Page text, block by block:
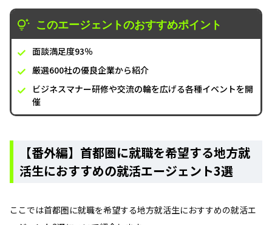
このエージェントのおすすめポイント
面談満足度93％
厳選600社の優良企業から紹介
ビジネスマナー研修や交流の輪を広げる各種イベントを開
催
【番外編】首都圏に就職を希望する地方就
活生におすすめの就活エージェント3選
ここでは首都圏に就職を希望する地方就活生におすすめの就活エ